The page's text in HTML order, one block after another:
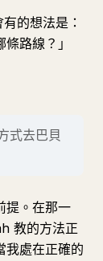
的想法是：
路線？」
式去巴貝
提。在那一
教的方法正
我處在正確的